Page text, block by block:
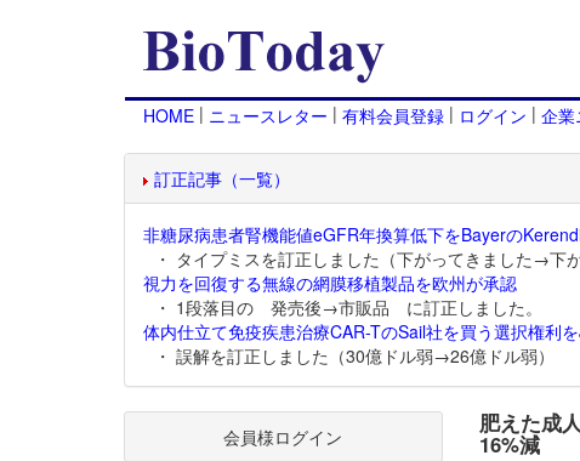
HOME | ニュースレター | 有料会員登録 | ログイン | 企業
訂正記事（一覧）
非糖尿病患者腎機能値eGFR年換算低下をBayerの
・ タイプミスを訂正しました（下がってきました→下
視力を回復する無線の網膜移植製品を欧州が承認
・ 1段落目の 発売後→市販品 に訂正しました。
体内仕立て免疫疾患治療CAR-TのSail社を買う選択権利
・ 誤解を訂正しました（30億ドル弱→26億ドル弱）
肥えた成
16%減
会員様ログイン